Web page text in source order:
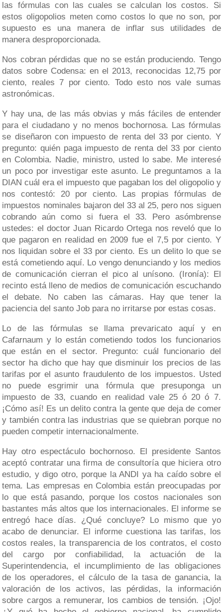
las fórmulas con las cuales se calculan los costos. Si
estos oligopolios meten como costos lo que no son, por
supuesto es una manera de inflar sus utilidades de
manera desproporcionada.
Nos cobran pérdidas que no se están produciendo. Tengo
datos sobre Codensa: en el 2013, reconocidas 12,75 por
ciento, reales 7 por ciento. Todo esto nos vale sumas
astronómicas.
Y hay una, de las más obvias y más fáciles de entender
para el ciudadano y no menos bochornosa. Las fórmulas
se diseñaron con impuesto de renta del 33 por ciento. Y
pregunto: quién paga impuesto de renta del 33 por ciento
en Colombia. Nadie, ministro, usted lo sabe. Me interesé
un poco por investigar este asunto. Le preguntamos a la
DIAN cuál era el impuesto que pagaban los del oligopolio y
nos contestó: 20 por ciento. Las propias fórmulas de
impuestos nominales bajaron del 33 al 25, pero nos siguen
cobrando aún como si fuera el 33. Pero asómbrense
ustedes: el doctor Juan Ricardo Ortega nos reveló que lo
que pagaron en realidad en 2009 fue el 7,5 por ciento. Y
nos liquidan sobre el 33 por ciento. Es un delito lo que se
está cometiendo aquí. Lo vengo denunciando y los medios
de comunicación cierran el pico al unísono. (Ironía): El
recinto está lleno de medios de comunicación escuchando
el debate. No caben las cámaras. Hay que tener la
paciencia del santo Job para no irritarse por estas cosas.
Lo de las fórmulas se llama prevaricato aquí y en
Cafarnaum y lo están cometiendo todos los funcionarios
que están en el sector. Pregunto: cuál funcionario del
sector ha dicho que hay que disminuir los precios de las
tarifas por el asunto fraudulento de los impuestos. Usted
no puede esgrimir una fórmula que presuponga un
impuesto de 33, cuando en realidad vale 25 ó 20 ó 7.
¡Cómo así! Es un delito contra la gente que deja de comer
y también contra las industrias que se quiebran porque no
pueden competir internacionalmente.
Hay otro espectáculo bochornoso. El presidente Santos
aceptó contratar una firma de consultoría que hiciera otro
estudio, y digo otro, porque la ANDI ya ha caído sobre el
tema. Las empresas en Colombia están preocupadas por
lo que está pasando, porque los costos nacionales son
bastantes más altos que los internacionales. El informe se
entregó hace días. ¿Qué concluye? Lo mismo que yo
acabo de denunciar. El informe cuestiona las tarifas, los
costos reales, la transparencia de los contratos, el costo
del cargo por confiabilidad, la actuación de la
Superintendencia, el incumplimiento de las obligaciones
de los operadores, el cálculo de la tasa de ganancia, la
valoración de los activos, las pérdidas, la información
sobre cargos a remunerar, los cambios de tensión. ¡Ojo!